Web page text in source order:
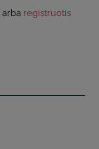
arba registruotis